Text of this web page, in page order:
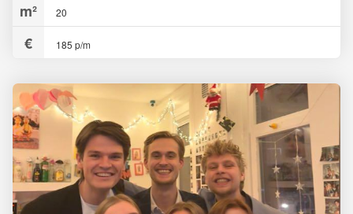
20
185 p/m